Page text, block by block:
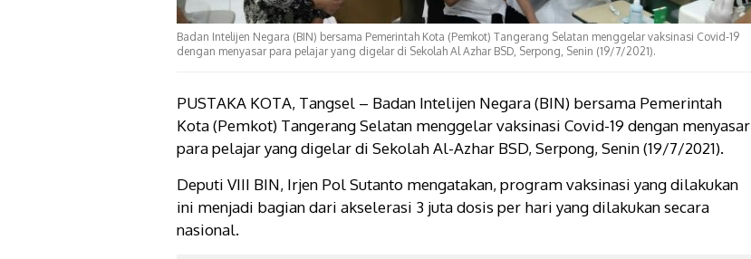
Badan Intelijen Negara (BIN) bersama Pemerintah Kota (Pemkot) Tangerang Selatan menggelar vaksinasi Covid-19
dengan menyasar para pelajar yang digelar di Sekolah Al Azhar BSD, Serpong, Senin (19/7/2021).
PUSTAKA KOTA, Tangsel – Badan Intelijen Negara (BIN) bersama Pemerintah
Kota (Pemkot) Tangerang Selatan menggelar vaksinasi Covid-19 dengan menyasar
para pelajar yang digelar di Sekolah Al-Azhar BSD, Serpong, Senin (19/7/2021).
Deputi VIII BIN, Irjen Pol Sutanto mengatakan, program vaksinasi yang dilakukan
ini menjadi bagian dari akselerasi 3 juta dosis per hari yang dilakukan secara
nasional.